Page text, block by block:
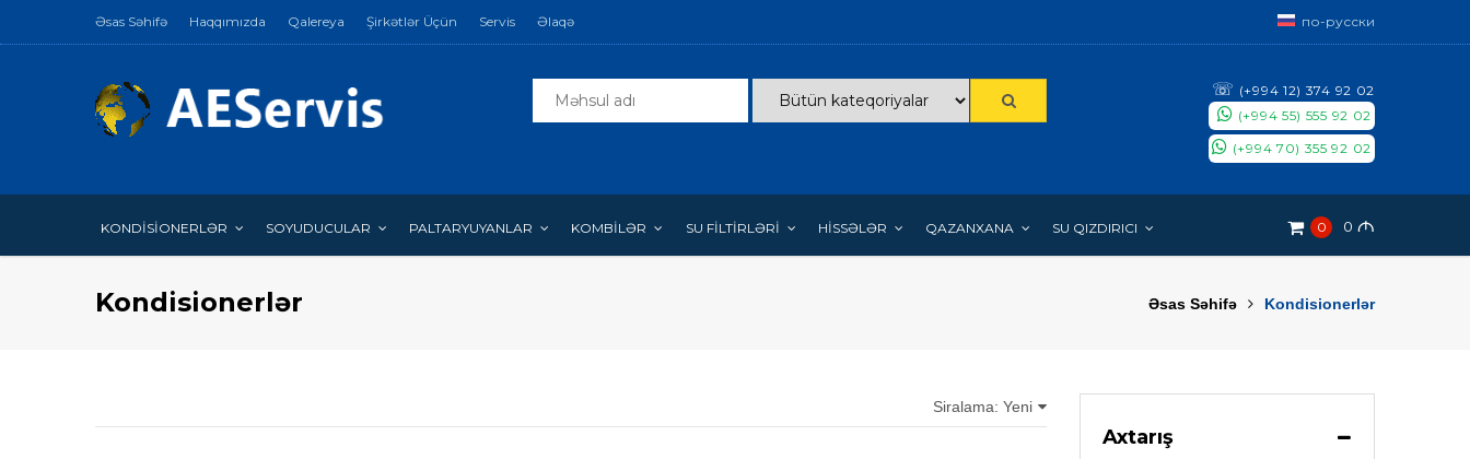
Əsas Səhifə Haqqımızda Qalereya Şirkətlər Üçün Servis Əlaqə по-русски
☏ (+994 12) 374 92 02
(+994 55) 555 92 02
(+994 70) 355 92 02
KONDİSİONERLƏR SOYUDUCULAR PALTARYUYANLAR KOMBİLƏR SU FİLTİRLƏRİ HİSSƏLƏR QAZANXANA SU QIZDIRICI 0 0 M
Kondisionerlər Əsas Səhifə Kondisionerlər
Siralama: Yeni
Axtarış